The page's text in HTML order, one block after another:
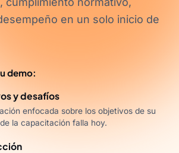
en un solo inicio de
demo:
y desafíos
enfocada sobre los objetivos de su
la capacitación falla hoy.